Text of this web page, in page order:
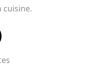
cuisine.